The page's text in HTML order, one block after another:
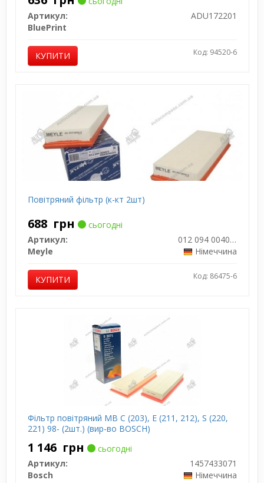
Артикул:
ADU172201
BluePrint
КУПИТИ Код: 94520-6
Повітряний фільтр (к-кт 2шт)
688 грн
сьогодні
Артикул:
012 094 0040/S
Meyle
Німеччина
КУПИТИ Код: 86475-6
Фільтр повітряний MB C (203), E (211, 212), S (220,
221) 98- (2шт.) (вир-во BOSCH)
1 146 грн
сьогодні
Артикул:
1457433071
Bosch
Німеччина